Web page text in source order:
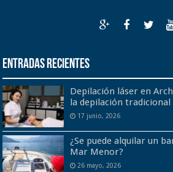
Entradas recientes
Depilación láser en
la depilación tradicional
17 junio, 2026
¿Se puede alquilar un
Mar Menor?
26 mayo, 2026